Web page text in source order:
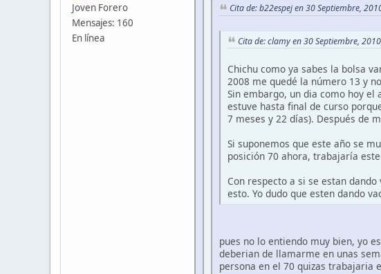
Joven Forero
Mensajes: 160
En línea
Cita de: b22espej en 30 Septiembre,
Cita de: clamy en 30 Septiembre,
Chichu como ya sabes la bolsa
2008 me quedé la número 13 y
Sin embargo, un dia como hoy
estuve hasta final de curso
7 meses y 22 días). Después de
Si suponemos que este año se
posición 70 ahora, trabajaría
Con respecto a si se estan
esto. Yo dudo que esten dando
pues no lo entiendo muy bien, yo
deberian de llamarme en unas
persona en el 70 quizas trabajaria